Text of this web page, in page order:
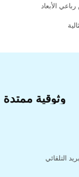
الأبعاد
وثوقية ممتدة
التلقائي